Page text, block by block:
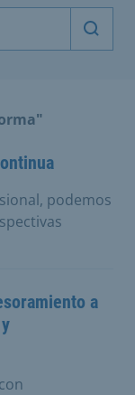
podemos
a